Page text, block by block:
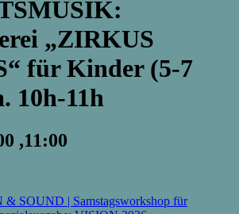
„ZIRKUS
für Kinder (5-7
10h-11h
,11:00
SOUND | Samstagsworkshop für